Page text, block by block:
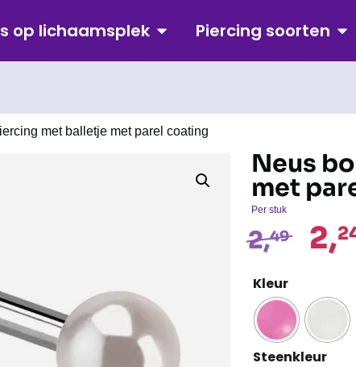
op lichaamsplek Piercing soorten
met balletje met parel coating
Neus
met
Per stuk
2,49 2,
Kleur
Steenkleur